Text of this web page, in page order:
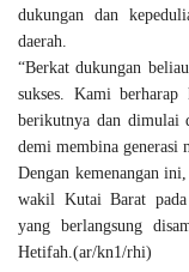
dukungan dan
daerah.
“Berkat dukungan
sukses. Kami
berikutnya dan dimulai
demi membina generasi
Dengan kemenangan
wakil Kutai Barat
yang berlangsung
Hetifah.(ar/kn1/rhi)